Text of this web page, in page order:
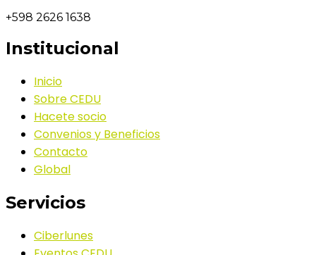
+598 2626 1638
Institucional
Inicio
Sobre CEDU
Hacete socio
Convenios y Beneficios
Contacto
Global
Servicios
Ciberlunes